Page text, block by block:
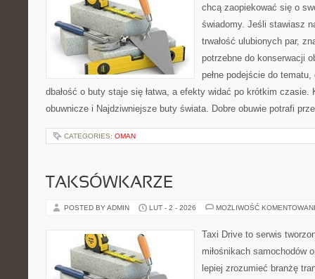
chcą zaopiekować się o
świadomy. Jeśli stawiasz
trwałość ulubionych par,
potrzebne do konserwacji
pełne podejście do
dbałość o buty staje się łatwa, a efekty widać po krótkim czasie.
obuwnicze i Najdziwniejsze buty świata. Dobre obuwie potrafi
CATEGORIES: OMAN
TAKSÓWKARZE
POSTED BY ADMIN LUT - 2 - 2026 MOŻLIWOŚĆ
Taxi Drive to serwis
miłośnikach samochodów
lepiej zrozumieć branżę